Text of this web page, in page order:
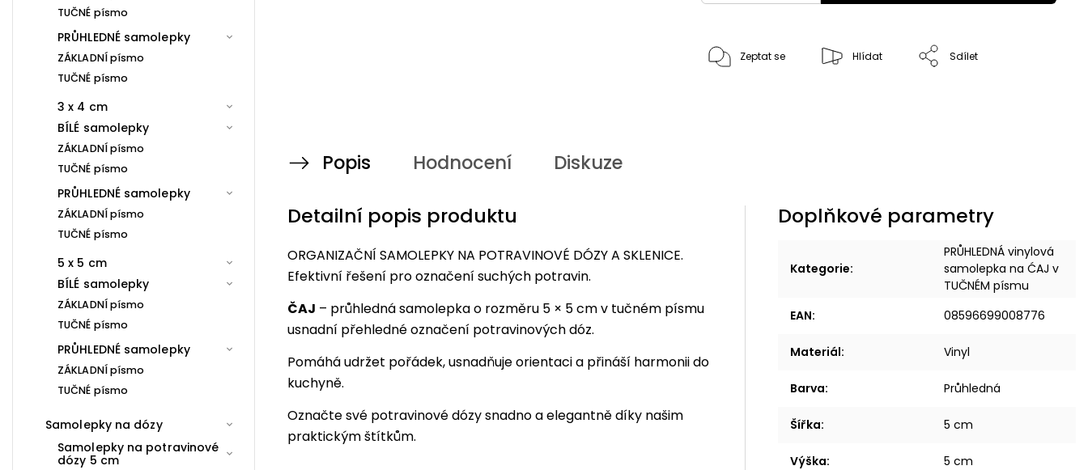
TUČNÉ písmo
PRŮHLEDNÉ samolepky
ZÁKLADNÍ písmo
TUČNÉ písmo
3 x 4 cm
BÍLÉ samolepky
ZÁKLADNÍ písmo
TUČNÉ písmo
PRŮHLEDNÉ samolepky
ZÁKLADNÍ písmo
TUČNÉ písmo
5 x 5 cm
BÍLÉ samolepky
ZÁKLADNÍ písmo
TUČNÉ písmo
PRŮHLEDNÉ samolepky
ZÁKLADNÍ písmo
TUČNÉ písmo
Samolepky na dózy
Samolepky na potravinové
dózy 5 cm
Zeptat se Hlídat Sdílet
Popis Hodnocení Diskuze
Detailní popis produktu
ORGANIZAČNÍ SAMOLEPKY NA POTRAVINOVÉ DÓZY A SKLENICE.
Efektivní řešení pro označení suchých potravin.
ČAJ – průhledná samolepka o rozměru 5 × 5 cm v tučném písmu
usnadní přehledné označení potravinových dóz.
Pomáhá udržet pořádek, usnadňuje orientaci a přináší harmonii do
kuchyně.
Označte své potravinové dózy snadno a elegantně díky našim
praktickým štítkům.
Doplňkové parametry
Kategorie:
PRŮHLEDNÁ vinylová
samolepka na ĆAJ v
TUČNÉM písmu
EAN: 08596699008776
Materiál: Vinyl
Barva: Průhledná
Šířka: 5 cm
Výška: 5 cm